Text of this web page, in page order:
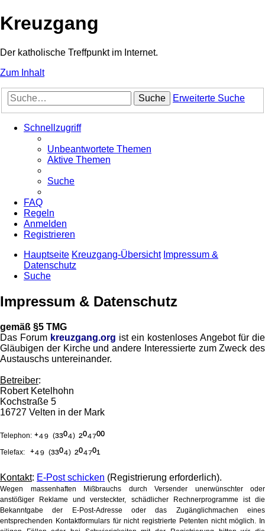
Kreuzgang
Der katholische Treffpunkt im Internet.
Zum Inhalt
Suche Erweiterte Suche
Schnellzugriff
Unbeantwortete Themen
Aktive Themen
Suche
FAQ
Regeln
Anmelden
Registrieren
Hauptseite Kreuzgang-Übersicht Impressum &
Datenschutz
Suche
Impressum & Datenschutz
gemäß §5 TMG
Das Forum kreuzgang.org ist ein kostenloses Angebot für die
Gläubigen der Kirche und andere Interessierte zum Zweck des
Austauschs untereinander.
Betreiber:
Robert Ketelhohn
Kochstraße 5
16727 Velten in der Mark
Telephon: ⁺⁴⁹ (³³⁰⁴) ²⁰⁴⁷⁰⁰
Telefax: ⁺⁴⁹ (³³⁰⁴) ²⁰⁴⁷⁰¹
Kontakt: E-Post schicken (Registrierung erforderlich).
Wegen massenhaften Mißbrauchs durch Versender unerwünschter oder
anstößiger Reklame und versteckter, schädlicher Rechnerprogramme ist die
Bekanntgabe der E-Post-Adresse oder das Zugänglichmachen eines
entsprechenden Kontaktformulars für nicht registrierte Petenten nicht möglich. In